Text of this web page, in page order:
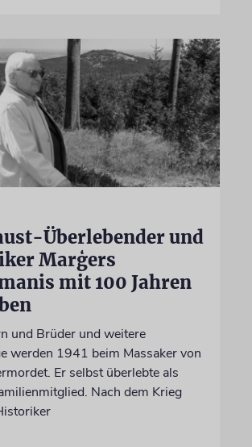
Überlebender und
Marģers
mit 100 Jahren
und Brüder und weitere
werden 1941 beim Massaker von
Er selbst überlebte als
Nach dem Krieg